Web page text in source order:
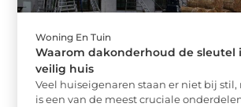
Woning En Tuin
Waarom dakonderhoud de sleutel
veilig huis
Veel huiseigenaren staan er niet bij
is een van de meest cruciale